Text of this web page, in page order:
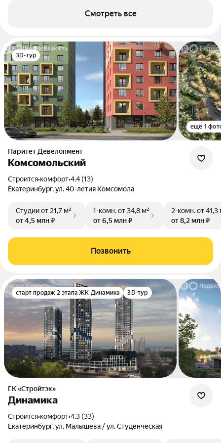
Смотреть все
3D-тур
ещё 1
Паритет Девелопмент
Комсомольский
Строится•комфорт•4.4 (13)
Екатеринбург, ул. 40-летия Комсомола
Студииот 21,7 м²
от 4,5 млн ₽
1-комн.от 34,8 м²
от 6,5 млн ₽
2-комн.от 41,3
от 8,2 млн ₽
Позвонить
старт продаж 2 этапа ЖК Динамика 3D-тур
ГК «Стройтэк»
Динамика
Строится•комфорт•4.3 (33)
Екатеринбург, ул. Малышева / ул. Студенческая